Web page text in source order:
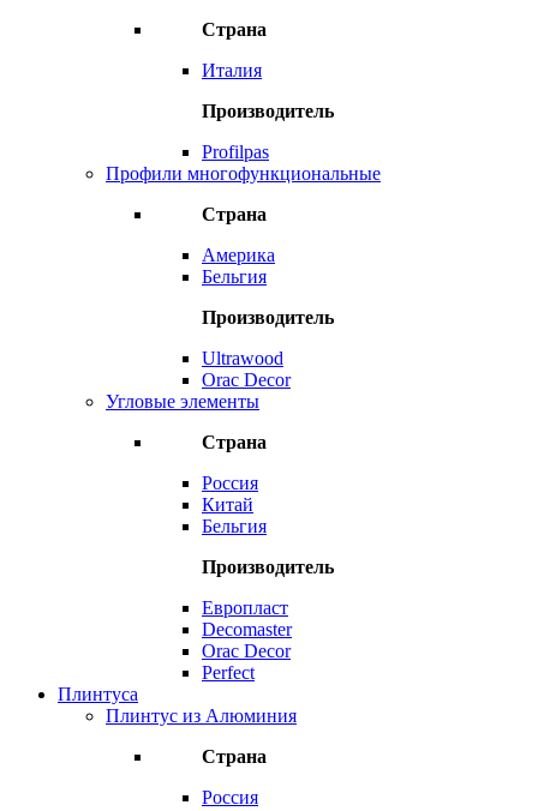
Страна
Италия
Производитель
Profilpas
Профили многофункциональные
Страна
Америка
Бельгия
Производитель
Ultrawood
Orac Decor
Угловые элементы
Страна
Россия
Китай
Бельгия
Производитель
Европласт
Decomaster
Orac Decor
Perfect
Плинтуса
Плинтус из Алюминия
Страна
Россия